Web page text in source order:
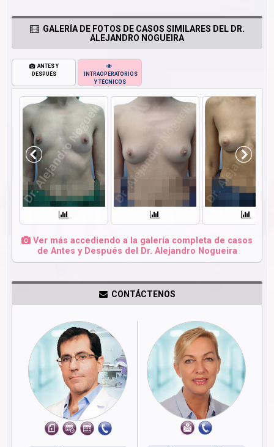
GALERÍA DE FOTOS DE CASOS SIMILARES DEL DR.
ALEJANDRO NOGUEIRA
ANTES Y
DESPUÉS
INTRAOPERATORIOS
Y TÉCNICOS
Ver más accediendo a la galería completa de casos
de Antes y Después del Dr. Alejandro Nogueira
CONTÁCTENOS